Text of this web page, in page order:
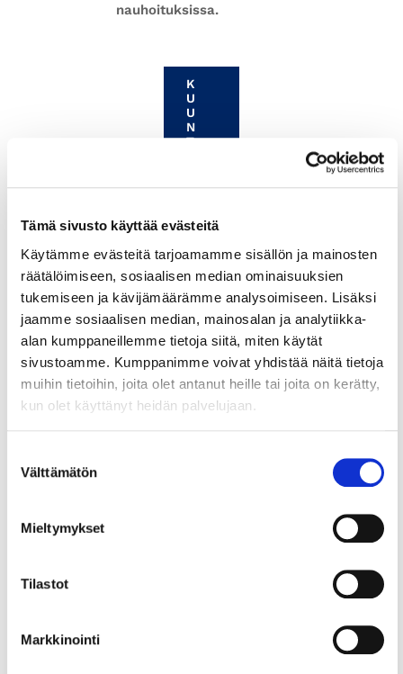
Tämä sivusto käyttää evästeitä
Käytämme evästeitä tarjoamamme sisällön ja mainosten
räätälöimiseen, sosiaalisen median ominaisuuksien
tukemiseen ja kävijämäärämme analysoimiseen. Lisäksi
jaamme sosiaalisen median, mainosalan ja analytiikka-
alan kumppaneillemme tietoja siitä, miten käytät
sivustoamme. Kumppanimme voivat yhdistää näitä tietoja
muihin tietoihin, joita olet antanut heille tai joita on kerätty,
kun olet käyttänyt heidän palvelujaan.
valinta
Välttämätön
Mieltymykset
Tilastot
Markkinointi
nauhoituksissa.
K
U
U
N
T
E
K
O
S
O
U
N
D
C
L
O
U
D
IS